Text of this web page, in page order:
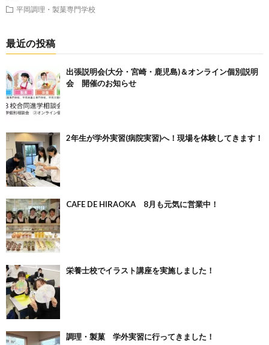
平岡調理・製菓専門学校
最近の投稿
出張説明会(大分・宮崎・鹿児島)＆オンライン個別説明
会 開催のお知らせ
2年生が学外実習(病院実習)へ！現場を体験してきます！
CAFE DE HIRAOKA 8月も元気に営業中！
栄養士校でイラスト講座を実施しました！
調理・製菓 学外実習に行ってきました！